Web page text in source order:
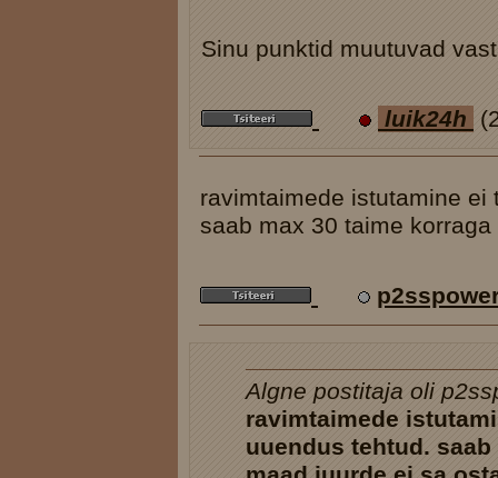
Sinu punktid muutuvad
luik24h
ravimtaimede istutamine
saab max 30 taime
Algne postitaja oli
ravimtaimede
uuendus tehtud.